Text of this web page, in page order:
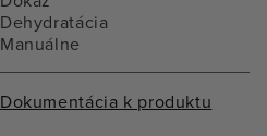
Dehydratácia
Manuálne
Dokumentácia k produktu